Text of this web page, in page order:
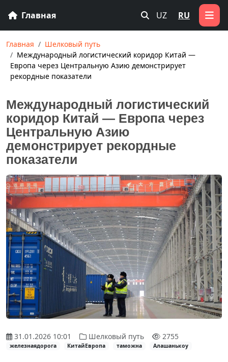
Главная UZ RU
Главная
Шелковый путь
Международный логистический коридор Китай —
Европа через Центральную Азию демонстрирует
рекордные показатели
Международный логистический
коридор Китай — Европа через
Центральную Азию
демонстрирует рекордные
показатели
31.01.2026 10:01 Шелковый путь 2755
железнаядорога КитайЕвропа таможна Алашанькоу